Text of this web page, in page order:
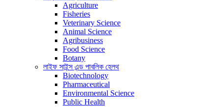
Agriculture
Fisheries
Veterinary Science
Animal Science
Agribusiness
Food Science
Botany
লাইফ সাইন্স এন্ড পাবলিক হেলথ
Biotechnology
Pharmaceutical
Environmental Science
Public Health